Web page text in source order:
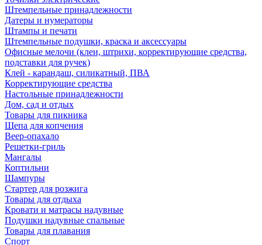
Штемпельные принадлежности
Датеры и нумераторы
Штампы и печати
Штемпельные подушки, краска и аксессуары
Офисные мелочи (клеи, штрихи, корректирующие средства,
подставки для ручек)
Клей - карандаш, силикатный, ПВА
Корректирующие средства
Настольные принадлежности
Дом, сад и отдых
Товары для пикника
Щепа для копчения
Веер-опахало
Решетки-гриль
Мангалы
Коптильни
Шампуры
Стартер для розжига
Товары для отдыха
Кровати и матрасы надувные
Подушки надувные спальные
Товары для плавания
Спорт